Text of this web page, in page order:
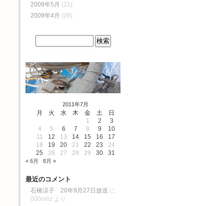
2009年5月 (21)
2009年4月 (26)
2011年7月
月 火 水 木 金 土
日
1
2
3
4
5 6 7 8 9
10
11
12 13 14 15 16
17
18
19 20 21 22 23
24
25
26 27 28 29 30 31
« 6月 8月 »
最近のコメント
石橋涼子 20年9月27日放送 に
000mhz より